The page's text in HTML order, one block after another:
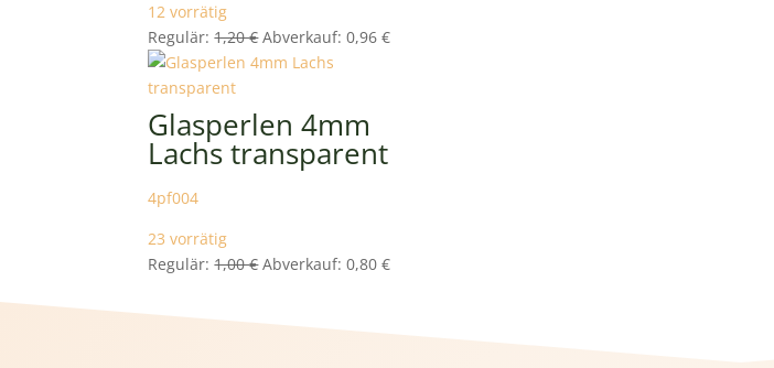
12 vorrätig
Regulär: 1,20€Ursprünglicher
Preis
Abverkauf: 0,96€Aktueller
Glasperlen 4mm
Lachs transparent
4pf004
23 vorrätig
Regulär: 1,00€Ursprünglicher
Abverkauf: 0,80€Aktueller
0,80 €.